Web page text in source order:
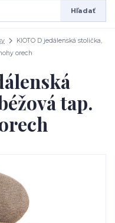
Hľadať
KIOTO D jedálenská stolička,
orech
tap.